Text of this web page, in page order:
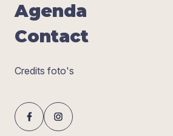
Agen­da
Con­tact
Credits foto's